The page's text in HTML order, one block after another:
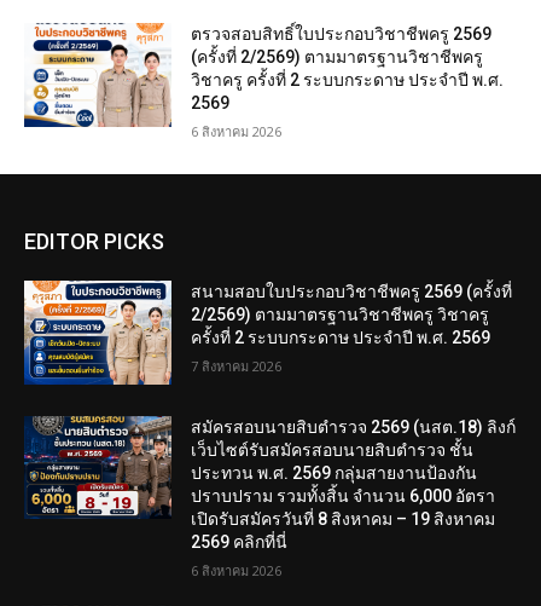
ตรวจสอบสิทธิ์ใบประกอบวิชาชีพครู 2569
(ครั้งที่ 2/2569) ตามมาตรฐานวิชาชีพครู
วิชาครู ครั้งที่ 2 ระบบกระดาษ ประจำปี พ.ศ.
2569
6 สิงหาคม 2026
EDITOR PICKS
สนามสอบใบประกอบวิชาชีพครู 2569 (ครั้งที่
2/2569) ตามมาตรฐานวิชาชีพครู วิชาครู
ครั้งที่ 2 ระบบกระดาษ ประจำปี พ.ศ. 2569
7 สิงหาคม 2026
สมัครสอบนายสิบตำรวจ 2569 (นสต.18) ลิงก์
เว็บไซต์รับสมัครสอบนายสิบตำรวจ ชั้น
ประทวน พ.ศ. 2569 กลุ่มสายงานป้องกัน
ปราบปราม รวมทั้งสิ้น จำนวน 6,000 อัตรา
เปิดรับสมัครวันที่ 8 สิงหาคม – 19 สิงหาคม
2569 คลิกที่นี่
6 สิงหาคม 2026